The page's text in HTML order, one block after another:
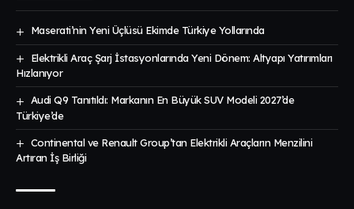
Maserati’nin Yeni Üçlüsü Ekimde Türkiye Yollarında
Elektrikli Araç Şarj İstasyonlarında Yeni Dönem: Altyapı Yatırımları
Hızlanıyor
Audi Q9 Tanıtıldı: Markanın En Büyük SUV Modeli 2027’de
Türkiye’de
Continental ve Renault Group’tan Elektrikli Araçların Menzilini
Artıran İş Birliği